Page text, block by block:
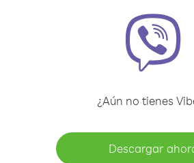
¿Aún no tienes
Descargar